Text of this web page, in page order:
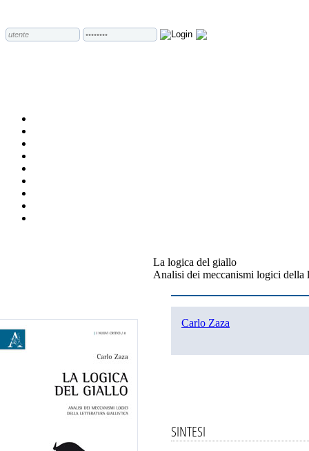
La logica del giallo
Analisi dei meccanismi logici della
Carlo Zaza
SINTESI